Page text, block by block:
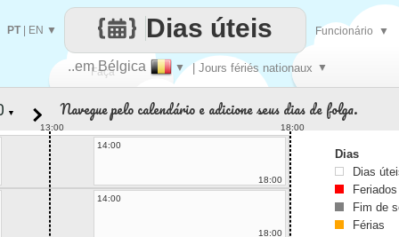
Faça
..em Bélgica ▼ | Jours fériés nationaux ▼
Dias úteis
PT| EN ▼ Funcionário ▼
▼ Navegue pelo calendário e adicione seus dias de folga.
13:00
18:00
14:00
18:00
14:00
18:00
Dias
Dias
Feriados
Fim de
Férias